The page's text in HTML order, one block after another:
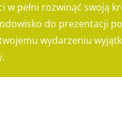
pełni rozwinąć swoją
do prezentacji
wydarzeniu